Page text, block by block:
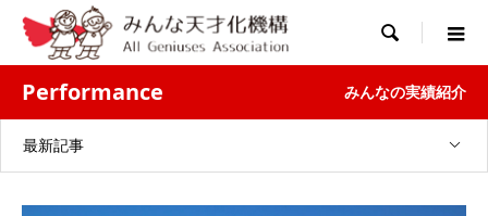

Performance みんなの実績紹介
最新記事